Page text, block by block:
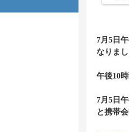
7月5日
なりまし
午後10
7月5日
と携帯